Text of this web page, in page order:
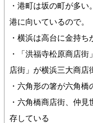
・港町は坂の町が多
港に向いているので。
・横浜は高台に金持ち
・「洪福寺松原商店
店街」が横浜三大商店
・六角形の箸が六角橋
・六角橋商店街、仲
存している